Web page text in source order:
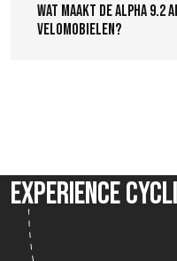
Wat maakt de Alpha 9.2
velomobielen?
Experience